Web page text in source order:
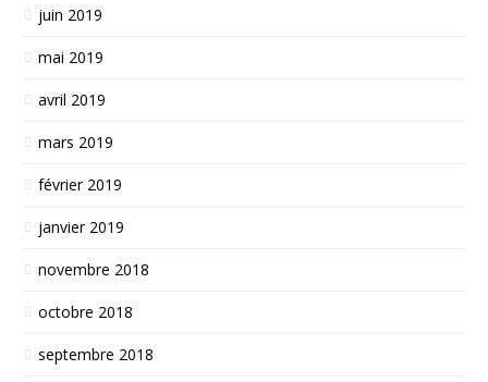
juin 2019
mai 2019
avril 2019
mars 2019
février 2019
janvier 2019
novembre 2018
octobre 2018
septembre 2018